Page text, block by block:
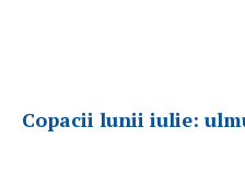
Copacii lunii iulie: